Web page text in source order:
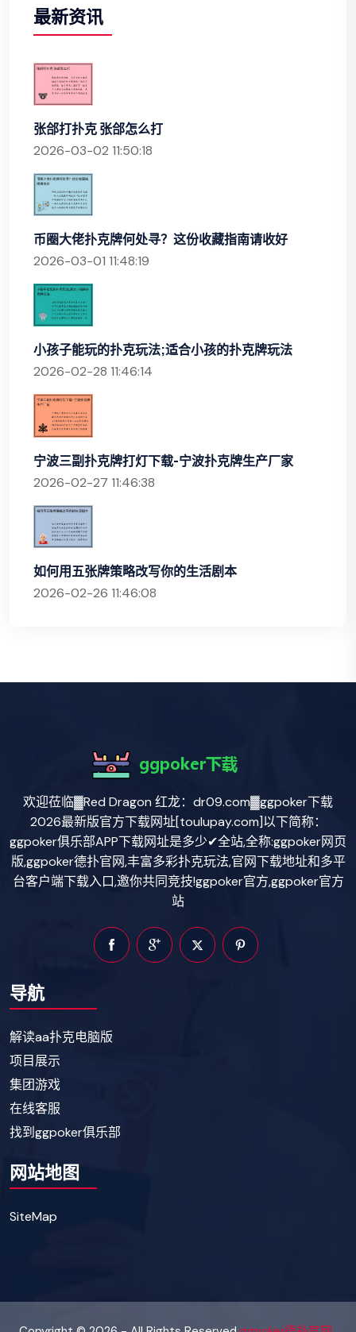
最新资讯
张郃打扑克 张郃怎么打
2026-03-02 11:50:18
币圈大佬扑克牌何处寻？这份收藏指南请收好
2026-03-01 11:48:19
小孩子能玩的扑克玩法;适合小孩的扑克牌玩法
2026-02-28 11:46:14
宁波三副扑克牌打灯下载-宁波扑克牌生产厂家
2026-02-27 11:46:38
如何用五张牌策略改写你的生活剧本
2026-02-26 11:46:08
欢迎莅临▓Red Dragon 红龙：dr09.com▓ggpoker下载
2026最新版官方下载网址[toulupay.com]以下简称：
ggpoker俱乐部APP下载网址是多少✔全站,全称:ggpoker网页
版,ggpoker德扑官网,丰富多彩扑克玩法,官网下载地址和多平
台客户端下载入口,邀你共同竞技!ggpoker官方,ggpoker官方
站
导航
解读aa扑克电脑版
项目展示
集团游戏
在线客服
找到ggpoker俱乐部
网站地图
SiteMap